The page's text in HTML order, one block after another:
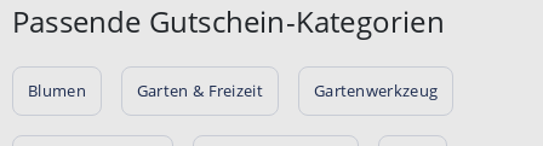
Passende Gutschein-Kategorien
Blumen Garten & Freizeit Gartenwerkzeug